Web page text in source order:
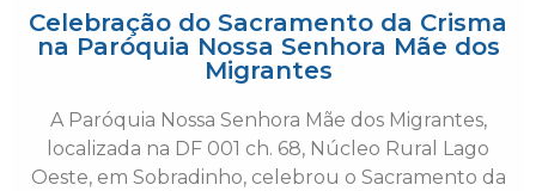
Celebração do Sacramento da Crisma
na Paróquia Nossa Senhora Mãe dos
Migrantes
A Paróquia Nossa Senhora Mãe dos Migrantes,
localizada na DF 001 ch. 68, Núcleo Rural Lago
Oeste, em Sobradinho, celebrou o Sacramento da